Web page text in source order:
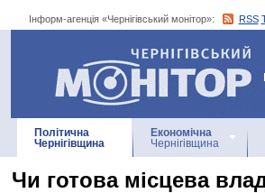
Інформ-агенція «Чернігівський монітор»: RSS
Інформ-агенція
«Чернігівський монітор»
Політична
Чернігівщина
Економічна
Чернігівщина
Чи готова місцева